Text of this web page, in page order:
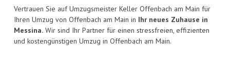
Vertrauen Sie auf Umzugsmeister Keller Offenbach am Main für
Ihren Umzug von Offenbach am Main in Ihr neues Zuhause in
Messina. Wir sind Ihr Partner für einen stressfreien, effizienten
und kostengünstigen Umzug in Offenbach am Main.